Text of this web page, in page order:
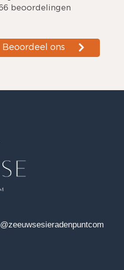
@zeeuwsesieradenpuntcom